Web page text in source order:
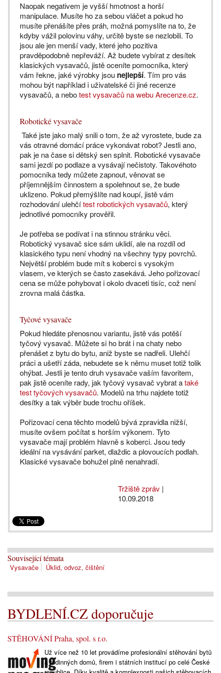
Naopak negativem je vyšší hmotnost a horší
manipulace. Musíte ho za sebou vláčet a pokud ho
musíte přenášíte přes práh, možná pomyslíte na to, že
kdyby vážil polovinu váhy, určitě byste se nezlobili. To
jsou ale jen menší vady, které jeho pozitiva
pravděpodobně nepřeváží. Až budete vybírat z desítek
klasických vysavačů, jistě oceníte pomocníka, který
vám řekne, jaké výrobky jsou nejlepší. Tím pro vás
mohou být například i uživatelské či jiné recenze
vysavačů, a nebotest vysavačů na webu Arecenze.cz.
Robotické vysavače
Také jste jako malý snili o tom, že až vyrostete, bude za
vás otravné domácí práce vykonávat robot? Jestli ano,
pak je na čase si dětský sen splnit. Robotické vysavače
sami jezdí po podlaze a vysávají nečistoty. Takovéhoto
pomocníka tedy můžete zapnout, věnovat se
příjemnějším činnostem a spolehnout se, že bude
uklizeno. Pokud přemýšlíte nad koupí, jistě vám
rozhodování ulehčítest robotických vysavačů, který
jednotlivé pomocníky prověřil.
Je potřeba se podívat i na stinnou stránku věci.
Robotický vysavač sice sám uklidí, ale na rozdíl od
klasického typu není vhodný na všechny typy povrchů.
Největší problém bude mít s koberci s vysokým
vlasem, ve kterých se často zasekává. Jeho pořizovací
cena se může pohybovat i okolo dvaceti tisíc, což není
zrovna malá částka.
Tyčové vysavače
Pokud hledáte přenosnou variantu, jistě vás potěší
tyčový vysavač. Můžete si ho brát i na chaty nebo
přenášet z bytu do bytu, aniž byste se nadřeli. Ulehčí
práci a ušetří záda, nebudete se k němu muset totiž tolik
ohýbat. Jestli je tento druh vysavače vaším favoritem,
pak jistě oceníte rady, jak tyčový vysavač vybrat ataké
test tyčových vysavačů. Modelů na trhu najdete totiž
desítky a tak výběr bude trochu oříšek.
Pořizovací cena těchto modelů bývá zpravidla nižší,
musíte ovšem počítat s horším výkonem. Tyto
vysavače mají problém hlavně s koberci. Jsou tedy
ideální na vysávání parket, dlaždic a plovoucích podlah.
Klasické vysavače bohužel plně nenahradí.
Tržiště zpráv |
10.09.2018
Související témata
Vysavače Úklid, odvoz, čištění
BYDLENÍ.CZ doporučuje
STĚHOVÁNÍ Praha, spol. s r.o.
Už více než 10 let provádíme profesionální stěhování bytů
a rodinných domů, firem i státních institucí po celé České